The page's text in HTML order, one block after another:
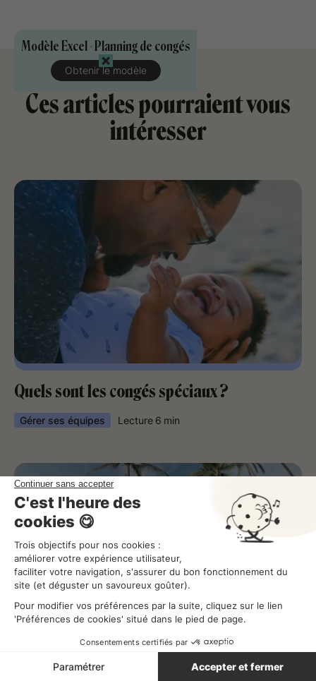
Modèle Excel - Planning de congés
Obtenir le modèle
Ces articles pourraient vous
intéresser
Quels sont les congés spéciaux ?
Gérer ses équipes Lecture 6 min
Tout savoir sur les congés sans solde